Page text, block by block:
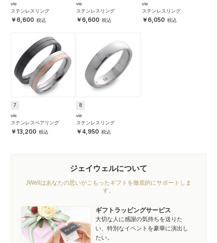
vie
ステンレスリング
6,600
vie
ステンレスリング
6,600
vie
ステンレスリング
6,050
7
vie
ステンレスペアリング
13,200
8
vie
ステンレスリング
4,950
ジェイウェルについて
JWellはあなたの思いがこもったギフトを徹底的にサポートしま
す。
ギフトラッピングサービス
大切な人に感謝の気持ちを送りた
い、特別なイベントを豪華に演出し
たい。